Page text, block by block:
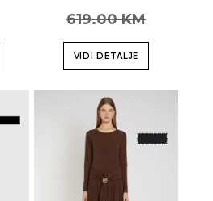
619.00 KM
VIDI DETALJE